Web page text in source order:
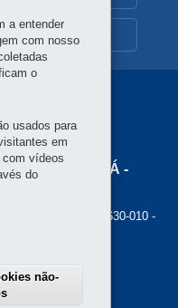
DO PARANÁ -
766 - Hauer 81630-010-
3312-5700
a entender
com nosso
o
usados para
em
com vídeos
do
não-